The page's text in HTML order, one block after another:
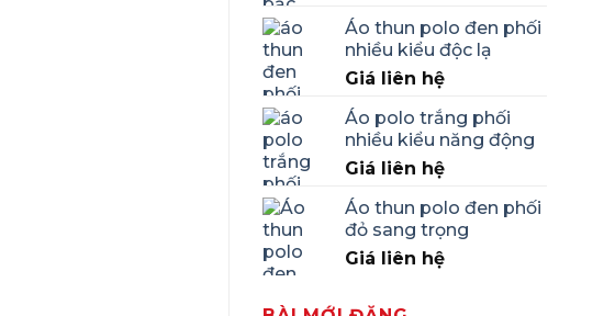
Áo thun polo đen phối
nhiều kiểu độc lạ
Giá liên hệ
Áo polo trắng phối
nhiều kiểu năng động
Giá liên hệ
Áo thun polo đen phối
đỏ sang trọng
Giá liên hệ